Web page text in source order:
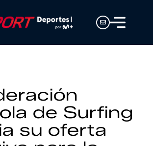
de Surfing
su oferta